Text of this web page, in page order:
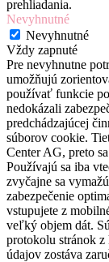
prehliadania.
Nevyhnutné
Nevyhnutné
Vždy zapnuté
Pre nevyhnutne
umožňujú
používať funkcie
nedokázali
predchádzajúcej
súborov cookie.
Center AG, preto
Používajú sa iba
zvyčajne sa
zabezpečenie
vstupujete z
veľký objem dát.
protokolu stránok z
údajov zostáva